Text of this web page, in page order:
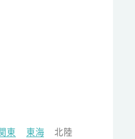
東 東海
北陸